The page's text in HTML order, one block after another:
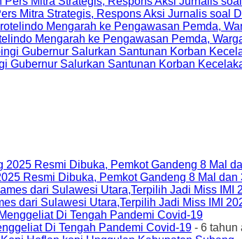
Mitra Strategis, Respons Aksi Jurnalis soal
Mengarah ke Pengawasan Pemda,
Gubernur Salurkan Santunan Korban
Resmi Dibuka, Pemkot Gandeng 8 Mal
dari Sulawesi Utara,Terpilih Jadi Miss IMI
Di Tengah Pandemi Covid-19 - 6 tahun